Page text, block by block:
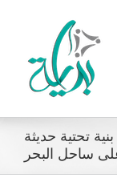
تحتية حديثة
ساحل البحر